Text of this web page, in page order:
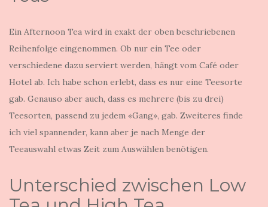
Ein Afternoon Tea wird in exakt der oben beschriebenen
Reihenfolge eingenommen. Ob nur ein Tee oder
verschiedene dazu serviert werden, hängt vom Café oder
Hotel ab. Ich habe schon erlebt, dass es nur eine Teesorte
gab. Genauso aber auch, dass es mehrere (bis zu drei)
Teesorten, passend zu jedem «Gang», gab. Zweiteres finde
ich viel spannender, kann aber je nach Menge der
Teeauswahl etwas Zeit zum Auswählen benötigen.
Unterschied zwischen Low